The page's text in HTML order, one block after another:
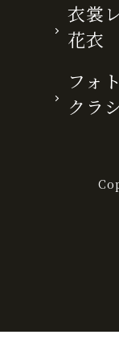
衣裳
花衣
フォ
クラ